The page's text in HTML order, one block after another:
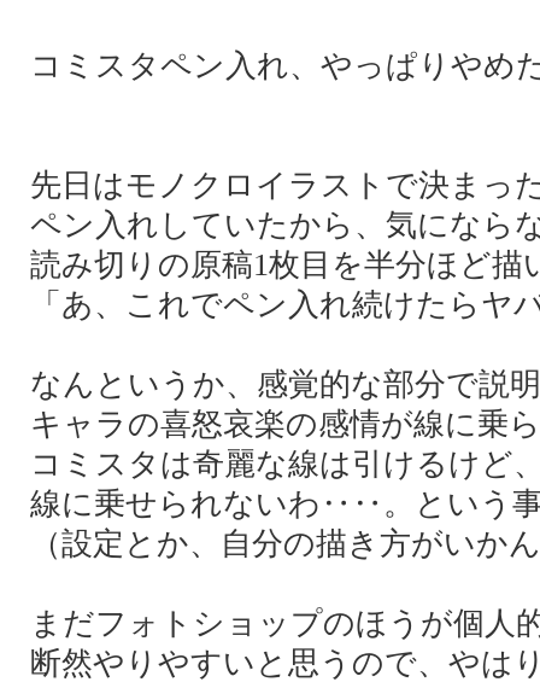
コミスタペン入れ、やっぱりやめ
先日はモノクロイラストで決まっ
ペン入れしていたから、気になら
読み切りの原稿1枚目を半分ほど描
「あ、これでペン入れ続けたらヤ
なんというか、感覚的な部分で説
キャラの喜怒哀楽の感情が線に
コミスタは奇麗な線は引けるけど
線に乗せられないわ‥‥。という
（設定とか、自分の描き方がい
まだフォトショップのほうが個人
断然やりやすいと思うので、やは